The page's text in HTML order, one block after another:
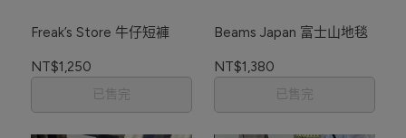
Freak’s Store 牛仔短褲
NT$1,250
已售完
Beams Japan 富士山地毯
NT$1,380
已售完